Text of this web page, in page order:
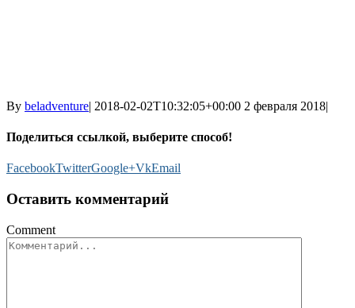
By beladventure| 2018-02-02T10:32:05+00:00 2 февраля 2018|
Поделиться ссылкой, выберите способ!
FacebookTwitterGoogle+VkEmail
Оставить комментарий
Comment